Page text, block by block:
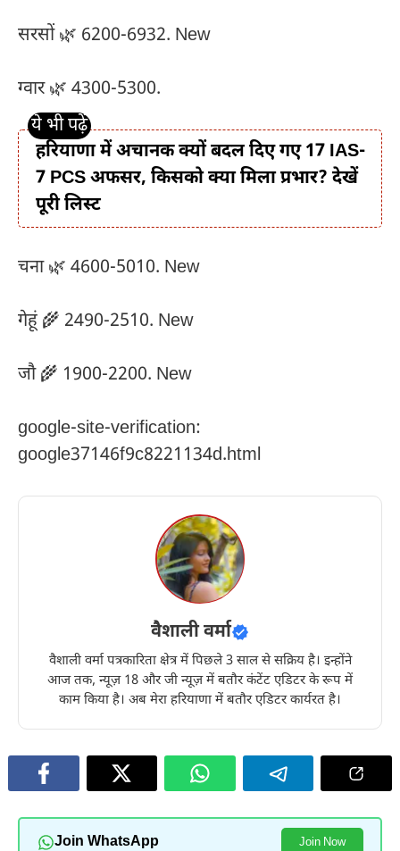
सरसों 🌿 6200-6932. New
ग्वार 🌿 4300-5300.
हरियाणा में अचानक क्यों बदल दिए गए 17 IAS-
7 PCS अफसर, किसको क्या मिला प्रभार? देखें
पूरी लिस्ट
चना 🌿 4600-5010. New
गेहूं 🌾 2490-2510. New
जौ 🌾 1900-2200. New
google-site-verification:
google37146f9c8221134d.html
वैशाली वर्मा
वैशाली वर्मा पत्रकारिता क्षेत्र में पिछले 3 साल से सक्रिय है। इन्होंने
आज तक, न्यूज़ 18 और जी न्यूज़ में बतौर कंटेंट एडिटर के रूप में
काम किया है। अब मेरा हरियाणा में बतौर एडिटर कार्यरत है।
Join WhatsApp Join Now